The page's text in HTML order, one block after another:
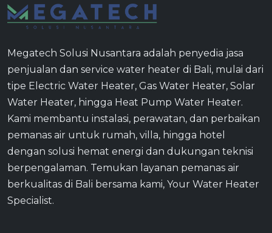
Megatech Solusi Nusantara adalah penyedia jasa
penjualan dan service water heater di Bali, mulai dari
tipe Electric Water Heater, Gas Water Heater, Solar
Water Heater, hingga Heat Pump Water Heater.
Kami membantu instalasi, perawatan, dan perbaikan
pemanas air untuk rumah, villa, hingga hotel
dengan solusi hemat energi dan dukungan teknisi
berpengalaman. Temukan layanan pemanas air
berkualitas di Bali bersama kami, Your Water Heater
Specialist.